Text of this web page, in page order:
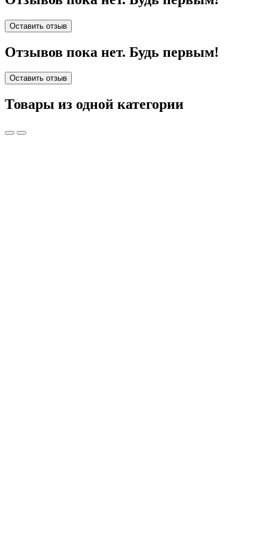
Оставить отзыв
Отзывов пока нет. Будь первым!
Оставить отзыв
Товары из одной категории